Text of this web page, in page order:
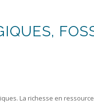
La richesse en